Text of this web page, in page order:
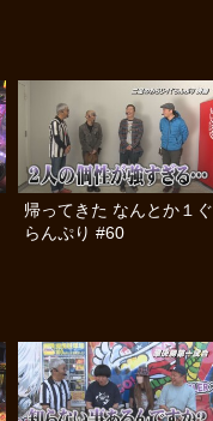
帰ってきた なんとか１ぐ
らんぷり #60